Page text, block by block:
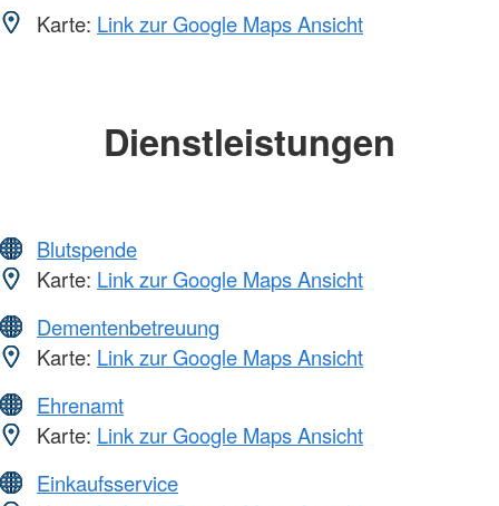
Karte: Link zur Google Maps Ansicht
Dienstleistungen
Blutspende
Karte: Link zur Google Maps Ansicht
Dementenbetreuung
Karte: Link zur Google Maps Ansicht
Ehrenamt
Karte: Link zur Google Maps Ansicht
Einkaufsservice